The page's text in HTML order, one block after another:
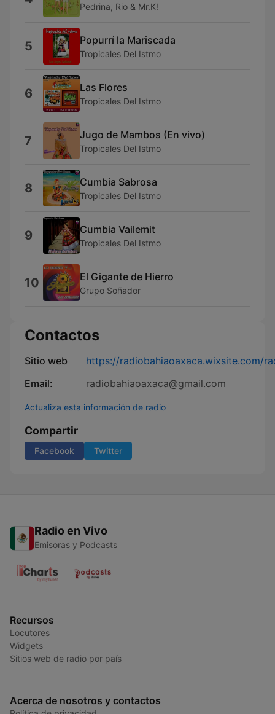
Pedrina, Rio & Mr.K!
5 Popurrí la Mariscada
Tropicales Del Istmo
6 Las Flores
Tropicales Del Istmo
7 Jugo de Mambos (En vivo)
Tropicales Del Istmo
8 Cumbia Sabrosa
Tropicales Del Istmo
9 Cumbia Vailemit
Tropicales Del Istmo
10 El Gigante de Hierro
Grupo Soñador
Contactos
Sitio web
https://radiobahiaoaxaca.wixsite.com/
Email:
radiobahiaoaxaca@gmail.com
Actualiza esta información de radio
Compartir
Facebook Twitter
Radio en Vivo
Emisoras y Podcasts
Recursos
Locutores
Widgets
Sitios web de radio por país
Acerca de nosotros y contactos